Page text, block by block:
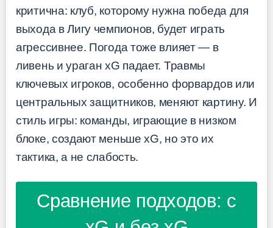
критична: клуб, которому нужна победа для
выхода в Лигу чемпионов, будет играть
агрессивнее. Погода тоже влияет — в
ливень и ураган xG падает. Травмы
ключевых игроков, особенно форвардов или
центральных защитников, меняют картину. И
стиль игры: команды, играющие в низком
блоке, создают меньше xG, но это их
тактика, а не слабость.
Сравнение подходов: с